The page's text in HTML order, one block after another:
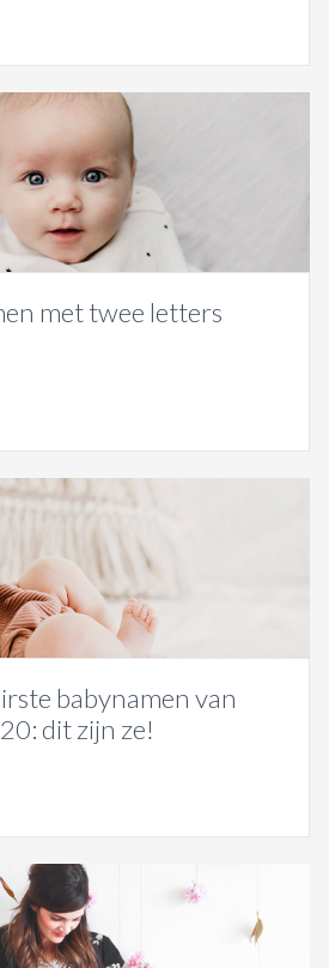
met twee letters
babynamen van
dit zijn ze!